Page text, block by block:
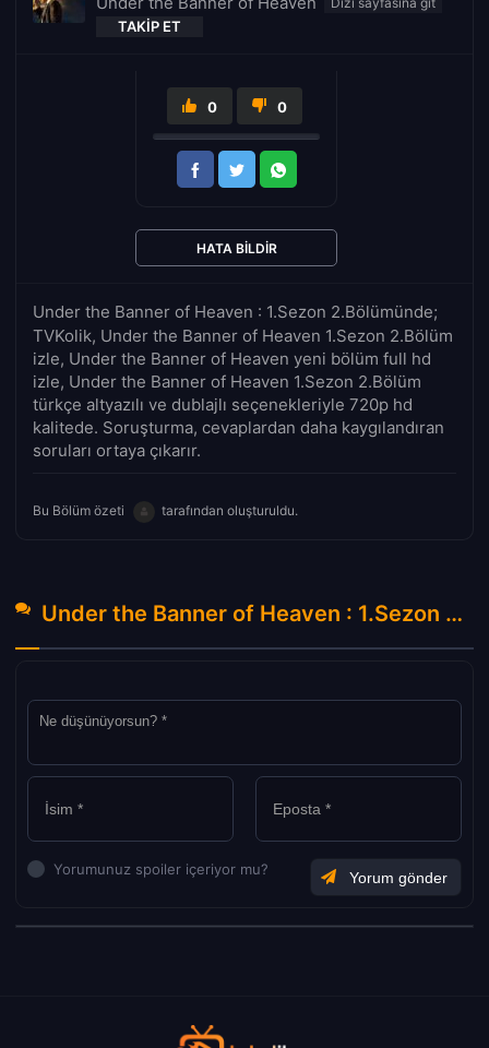
TAKIP ET
Under the Banner of Heaven : 1.Sezon 2.Bölümünde;
TVKolik, Under the Banner of Heaven 1.Sezon 2.Bölüm
izle, Under the Banner of Heaven yeni bölüm full hd
izle, Under the Banner of Heaven 1.Sezon 2.Bölüm
türkçe altyazılı ve dublajlı seçenekleriyle 720p hd
kalitede. Soruşturma, cevaplardan daha kaygılandıran
soruları ortaya çıkarır.
Bu Bölüm özeti tarafından oluşturuldu.
0 0
HATA BILDIR
Under the Banner of Heaven : 1.Sezon 2.Bölüm Hakkında Yorumlar
Yorumunuz spoiler içeriyor mu?